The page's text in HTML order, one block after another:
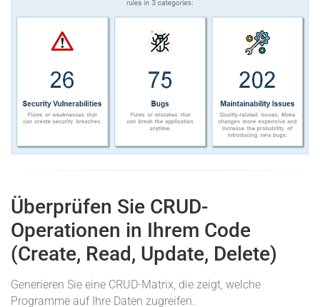
Überprüfen Sie CRUD-
Operationen in Ihrem Code
(Create, Read, Update, Delete)
Generieren Sie eine CRUD-Matrix, die zeigt, welche
Programme auf Ihre Daten zugreifen.